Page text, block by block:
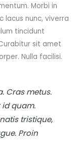
Morbi in
lacus nunc, viverra
tincidunt
sit amet
Nulla facilisi.
Cras metus.
id quam.
tristique,
Proin